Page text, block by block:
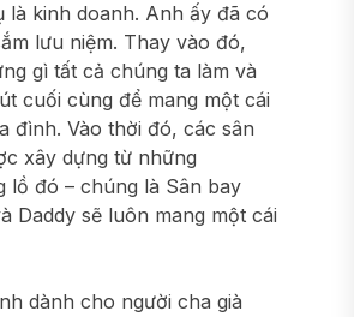
là kinh doanh. Anh ấy đã có
lưu niệm. Thay vào đó,
gì tất cả chúng ta làm và
cuối cùng để mang một cái
đình. Vào thời đó, các sân
xây dựng từ những
lồ đó – chúng là Sân bay
Daddy sẽ luôn mang một cái
dành cho người cha già